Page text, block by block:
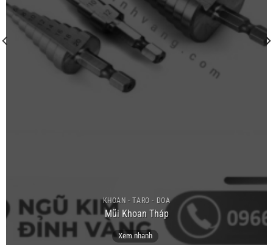
KHOAN - TARO - DOA
Mũi Khoan Tháp
Xem nhanh